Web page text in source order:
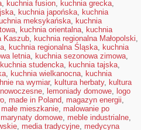
, kuchnia fusion, kuchnia grecka,
, kuchnia japońska, kuchnia
meksykańska, kuchnia
, kuchnia orientalna, kuchnia
Kaszub, kuchnia regionalna Małopolski,
, kuchnia regionalna Śląska, kuchnia
letnia, kuchnia sezonowa zimowa,
kuchnia studencka, kuchnia tajska,
, kuchnia wielkanocna, kuchnia
na wymiar, kultura herbaty, kultura
, lemoniady domowe, logo
, made in Poland, magazyn energii,
małe mieszkanie, malowanie po
marynaty domowe, meble industrialne,
, media tradycyjne, medycyna